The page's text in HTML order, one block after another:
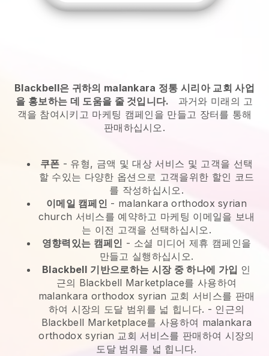
Blackbell은 귀하의 malankara 정통 시리아 교회 사업
을 홍보하는 데 도움을 줄 것입니다.
과거와 미래의 고
객을 참여시키고 마케팅 캠페인을 만들고 장터를 통해
판매하십시오.
쿠폰 - 유형, 금액 및 대상 서비스 및 고객을 선택
할 수있는 다양한 옵션으로 고객을위한 할인 코드
를 작성하십시오.
이메일 캠페인 - malankara orthodox syrian
church 서비스를 예약하고 마케팅 이메일을 보내
는 이전 고객을 선택하십시오.
영향력있는 캠페인 - 소셜 미디어 제휴 캠페인을
만들고 실행하십시오.
Blackbell 기반으로하는 시장 중 하나에 가입 인
근의 Blackbell Marketplace를 사용하여
malankara orthodox syrian 교회 서비스를 판매
하여 시장의 도달 범위를 넓 힙니다. - 인근의
Blackbell Marketplace를 사용하여 malankara
orthodox syrian 교회 서비스를 판매하여 시장의
도달 범위를 넓 힙니다.